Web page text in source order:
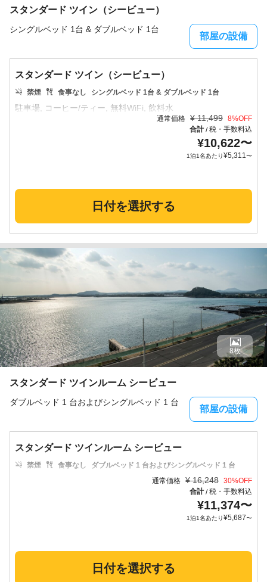
スタンダード ツイン（シービュー）
シングルベッド 1台 & ダブルベッド 1台
部屋の設備
スタンダード ツイン（シービュー）
禁煙 食事なし シングルベッド 1台 & ダブルベッド 1台
通常価格 ¥ 11,499 8%OFF
合計/税・手数料込
¥10,622〜
1泊1名あたり¥5,311〜
日付を選択する
スタンダード ツインルーム シービュー
ダブルベッド 1 台およびシングルベッド 1 台
部屋の設備
8枚
スタンダード ツインルーム シービュー
禁煙 食事なし
ダブルベッド 1 台およびシングルベッド 1 台
通常価格 ¥ 16,248 30%OFF
合計/税・手数料込
¥11,374〜
1泊1名あたり¥5,687〜
日付を選択する